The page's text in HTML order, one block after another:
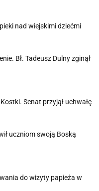
nad wiejskimi dziećmi
Bł. Tadeusz Dulny zginął
Senat przyjął uchwałę
uczniom swoją Boską
do wizyty papieża w